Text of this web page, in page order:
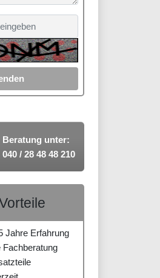
Beratung unter:
040 / 28 48 48 210
Jahre Erfahrung
Fachberatung